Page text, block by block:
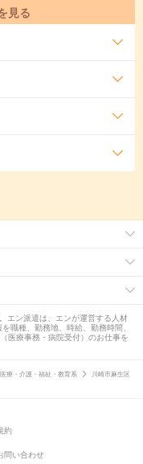
見る
エン派遣は、エンが運営する人材
職種、勤務地、時給、勤務時間、
医療事務・病院受付）のお仕事を
療・介護・福祉・教育系
川崎市麻生区
約
問い合わせ